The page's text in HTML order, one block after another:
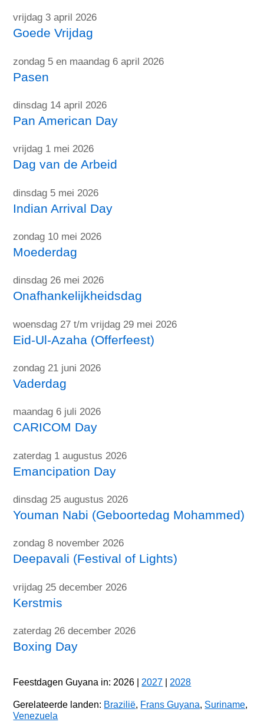
vrijdag 3 april 2026
Goede Vrijdag
zondag 5 en maandag 6 april 2026
Pasen
dinsdag 14 april 2026
Pan American Day
vrijdag 1 mei 2026
Dag van de Arbeid
dinsdag 5 mei 2026
Indian Arrival Day
zondag 10 mei 2026
Moederdag
dinsdag 26 mei 2026
Onafhankelijkheidsdag
woensdag 27 t/m vrijdag 29 mei 2026
Eid-Ul-Azaha (Offerfeest)
zondag 21 juni 2026
Vaderdag
maandag 6 juli 2026
CARICOM Day
zaterdag 1 augustus 2026
Emancipation Day
dinsdag 25 augustus 2026
Youman Nabi (Geboortedag Mohammed)
zondag 8 november 2026
Deepavali (Festival of Lights)
vrijdag 25 december 2026
Kerstmis
zaterdag 26 december 2026
Boxing Day
Feestdagen Guyana in: 2026 | 2027 2028
Gerelateerde landen: Brazilië, Frans Guyana, Suriname,
Venezuela